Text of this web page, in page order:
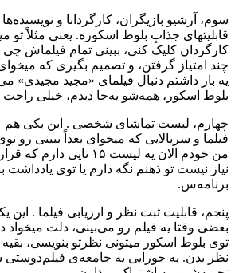
سوم، آرشیو بازیگران، کارگردانا و نویسنده‌ها
قابلیتهای جذابِ بلوط اسکوره. یعنی مثلاً تو
کارگردان کلیک کنی، ببینی تمام فیلماش
چند امتیاز گرفتن، و تصمیم بگیری که
یه بار داشتم دنبال فیلمای «مجید
بلوط اسکور، همه‌شو یه‌جا دیدم، خیلی راحت
چهارم، لیست تماشای شخصی . این یکی هم
فیلما و سریالایی که میخوای بعداً ببینی رو
من خودم الان یه لیست ۱۵
نیاز نیست تو ذهنم نگه دارم یا توی
برنامه‌س.
پنجم، قابلیت ثبت نظر و ارزیابی فیلما .
بعضی وقتا یه فیلم رو می‌بینی، دلت
توی بلوط اسکور میتونی نظرتو بنویسی،
نظر بدن. یه جورایی یه جامعه‌ی فیلم‌دوستی